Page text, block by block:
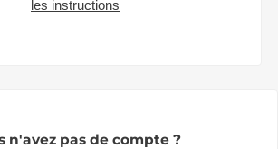
les instructions
n'avez pas de compte ?